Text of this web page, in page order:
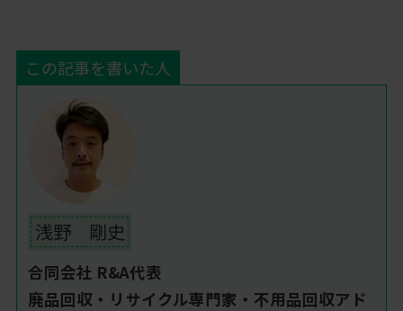
この記事を書いた人
浅野 剛史
合同会社 R&A代表
廃品回収・リサイクル専門家・不用品回収アド